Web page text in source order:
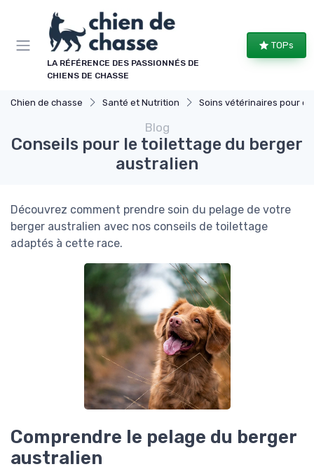
LA RÉFÉRENCE DES PASSIONNÉS DE
CHIENS DE CHASSE
TOPs
Chien de chasse Santé et Nutrition Soins vétérinaires pour chiens de chasse
Blog
Conseils pour le toilettage du berger
australien
Découvrez comment prendre soin du pelage de votre
berger australien avec nos conseils de toilettage
adaptés à cette race.
Comprendre le pelage du berger
australien
Panneau de gestion des cookies